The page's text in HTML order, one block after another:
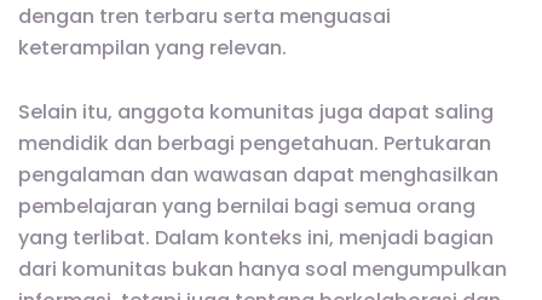
dengan tren terbaru serta menguasai
keterampilan yang relevan.
Selain itu, anggota komunitas juga dapat saling
mendidik dan berbagi pengetahuan. Pertukaran
pengalaman dan wawasan dapat menghasilkan
pembelajaran yang bernilai bagi semua orang
yang terlibat. Dalam konteks ini, menjadi bagian
dari komunitas bukan hanya soal mengumpulkan